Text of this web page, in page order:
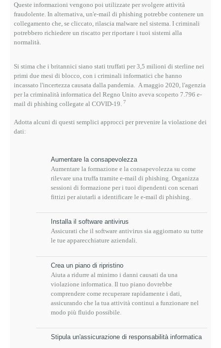
Queste informazioni vengono poi utilizzate per svolgere attività
fraudolente. In alternativa, un'e-mail di phishing potrebbe contenere un
collegamento che, se cliccato, rilascia malware nel sistema. I criminali
potrebbero richiedere un riscatto per riportare i tuoi sistemi alla
normalità.
Si stima che i britannici siano stati truffati per 3,5 milioni di sterline nei
primi due mesi di blocco, con i criminali informatici che hanno
incassato l'incertezza causata dalla pandemia.
A maggio 2020, l'agenzia
per la criminalità informatica del Regno Unito aveva scoperto 7.796 e-
mail di phishing collegate al COVID-19.
7
Adotta alcuni di questi semplici approcci per prevenire la violazione dei
dati:
Aumentare la consapevolezza
Aumentare la formazione e la consapevolezza su come
rilevare una truffa tramite e-mail di phishing. Organizza
sessioni di formazione per i tuoi dipendenti con scenari
fittizi per aiutarli a identificare le e-mail di phishing.
Installa il software antivirus
Assicurati che il software antivirus sia aggiornato su tutte
le tue apparecchiature aziendali.
Crea un piano di ripristino
Aiuta a ridurre al minimo i danni causati da una
violazione informatica. Il tuo piano dovrebbe
comprendere come recuperare rapidamente i dati,
assicurando che la tua attività continui a funzionare nel
modo più fluido possibile.
Stipula un'assicurazione di responsabilità informatica